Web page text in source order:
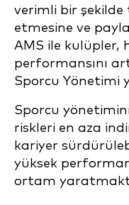
verimli bir şekilde
etmesine ve
AMS ile kulüpler,
performansını
Sporcu Yönetimi
Sporcu
riskleri en aza
kariyer
yüksek
ortam